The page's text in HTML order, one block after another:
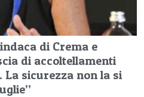
di Crema e
di accoltellamenti
La sicurezza non la si